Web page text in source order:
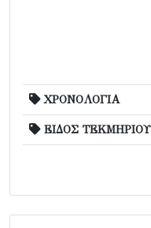
ΧΡΟΝΟΛΟΓΙΑ
ΕΙΔΟΣ ΤΕΚΜΗΡΙΟΥ